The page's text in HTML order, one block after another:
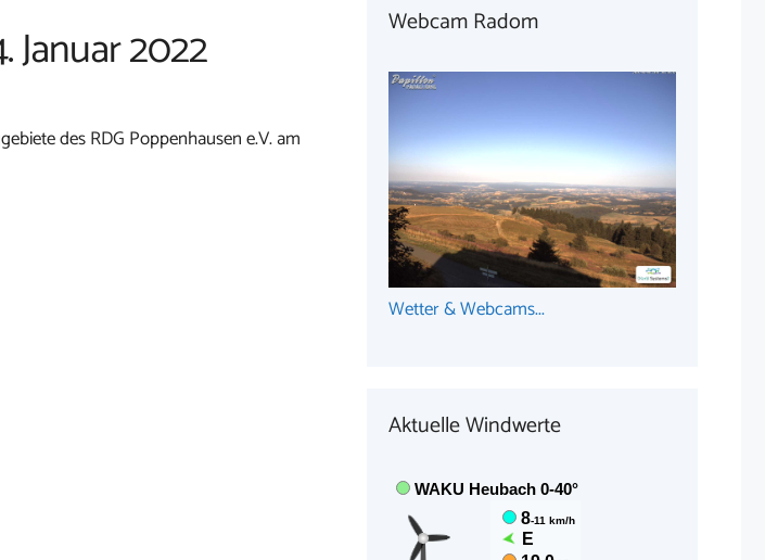
Januar 2022
des RDG Poppenhausen e.V. am
Webcam Radom
Wetter & Webcams...
Aktuelle Windwerte